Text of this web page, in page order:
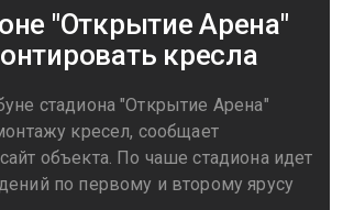
"Открытие Арена"
кресла
стадиона "Открытие Арена"
кресел, сообщает
объекта. По чаше стадиона идет
по первому и второму ярусу